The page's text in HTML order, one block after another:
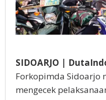
SIDOARJO |
Forkopimda Sidoarjo
mengecek